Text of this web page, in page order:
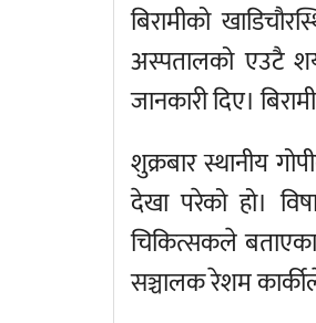
बिरामीको
अस्पतालको एउटै
जानकारी दिए।
शुक्रबार स्थानीय
देखा परेको हो।
चिकित्सकले
सञ्चालक रेशम